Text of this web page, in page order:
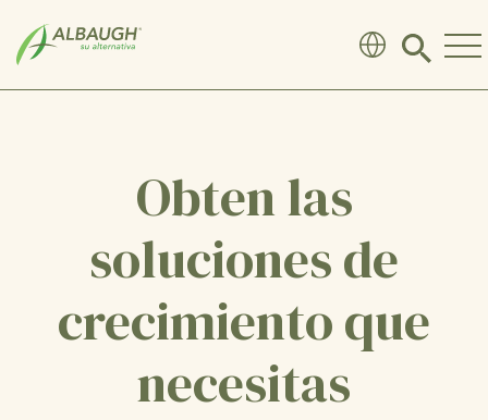
Click
search
Obten las
soluciones de
crecimiento que
necesitas